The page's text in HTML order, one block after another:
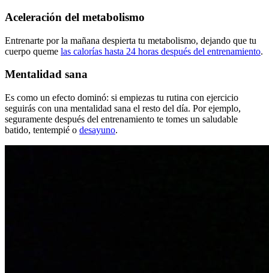
Aceleración del metabolismo
Entrenarte por la mañana despierta tu metabolismo, dejando que tu
cuerpo queme las calorías hasta 24 horas después del entrenamiento.
Mentalidad sana
Es como un efecto dominó: si empiezas tu rutina con ejercicio
seguirás con una mentalidad sana el resto del día. Por ejemplo,
seguramente después del entrenamiento te tomes un saludable
batido, tentempié o desayuno.